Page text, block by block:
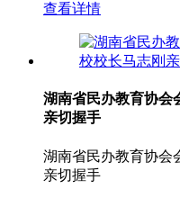
查看详情
湖南省民办教育协会
亲切握手
湖南省民办教育协会
亲切握手